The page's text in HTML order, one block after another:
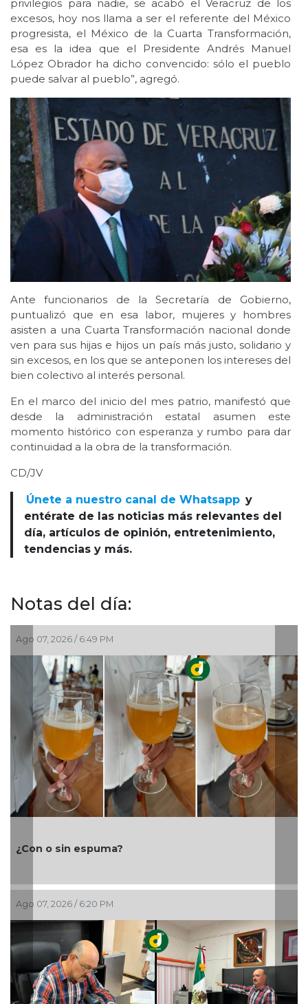
privilegios para nadie, se acabó el Veracruz de los
excesos, hoy nos llama a ser el referente del México
progresista, el México de la Cuarta Transformación,
esa es la idea que el Presidente Andrés Manuel
López Obrador ha dicho convencido: sólo el pueblo
puede salvar al pueblo”, agregó.
Ante funcionarios de la Secretaría de Gobierno,
puntualizó que en esa labor, mujeres y hombres
asisten a una Cuarta Transformación nacional donde
ven para sus hijas e hijos un país más justo, solidario y
sin excesos, en los que se anteponen los intereses del
bien colectivo al interés personal.
En el marco del inicio del mes patrio, manifestó que
desde la administración estatal asumen este
momento histórico con esperanza y rumbo para dar
continuidad a la obra de la transformación.
CD/JV
Únete a nuestro canal de Whatsapp y
entérate de las noticias más relevantes del
día, artículos de opinión, entretenimiento,
tendencias y más.
Notas del día:
Ago 07, 2026 / 5:15 PM
Ayuntamiento e ICATVER fortalecen capacitación
laboral en beneficio de las y los sanandrescanos
Ago 07, 2026 / 2:47 PM